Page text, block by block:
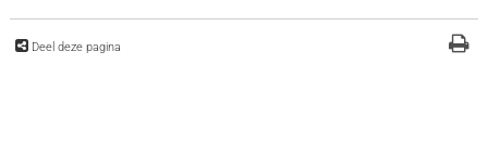
Deel deze pagina